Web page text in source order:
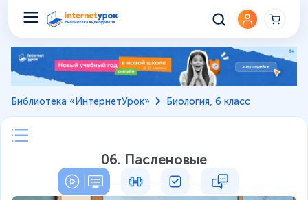
Библиотека «ИнтернетУрок» Биология, 6 класс
06. Пасленовые